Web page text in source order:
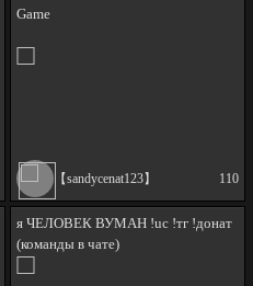
Game
【sandycenat123】 110
я ЧЕЛОВЕК ВУМАН !uc !тг !донат
(команды в чате)